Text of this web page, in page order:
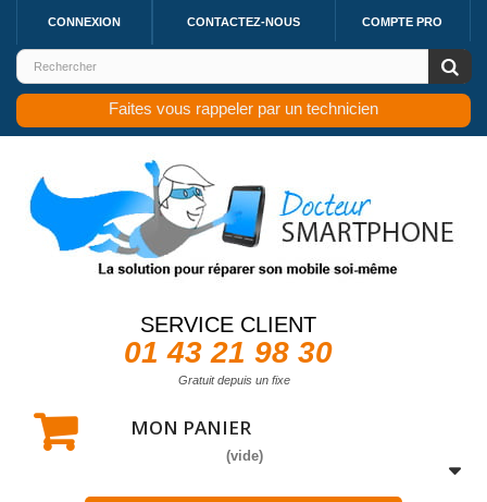
CONNEXION CONTACTEZ-NOUS COMPTE PRO
Faites vous rappeler par un technicien
SERVICE CLIENT
01 43 21 98 30
Gratuit depuis un fixe
MON PANIER
(vide)